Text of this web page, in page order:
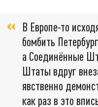
В Европе-то
бомбить
а Соединённые
Штаты вдруг
явственно
как раз в это